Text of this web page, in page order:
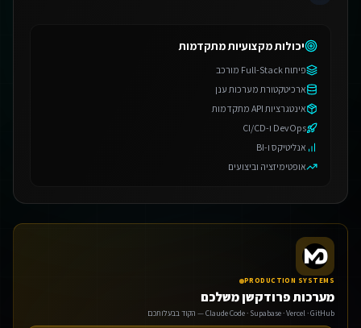
יכולות מקצועיות מתקדמות
פיתוח Full-Stack מורכב
ארכיטקטורת מערכות ענן
אינטגרציות API מתקדמות
DevOps ו-CI/CD
אנליטיקס ו-BI
אופטימיזציה וביצועים
PRODUCTION SYSTEMS
מערכות פרודקשן משלכם
Claude Code · Supabase · Vercel · GitHub — הקוד בבעלותכם